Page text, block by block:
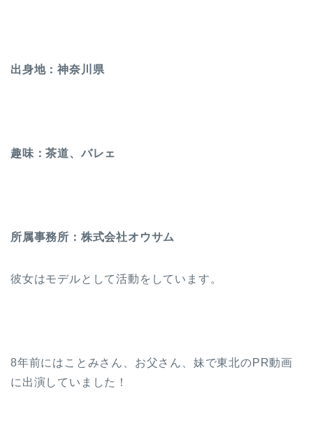
出身地：神奈川県
趣味：茶道、バレェ
所属事務所：株式会社オウサム
彼女はモデルとして活動をしています。
8年前にはことみさん、お父さん、妹で東北のPR動画
に出演していました！